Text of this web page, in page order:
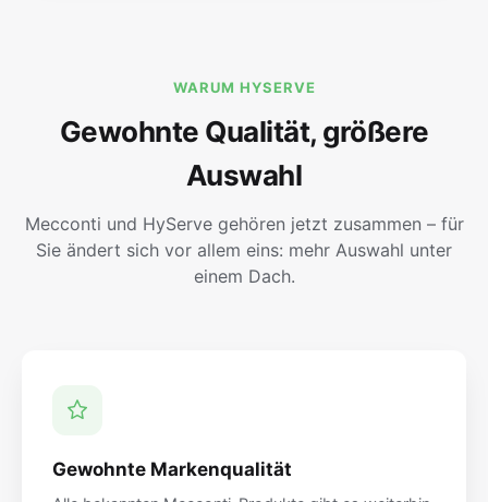
WARUM HYSERVE
Gewohnte Qualität, größere
Auswahl
Mecconti und HyServe gehören jetzt zusammen – für
Sie ändert sich vor allem eins: mehr Auswahl unter
einem Dach.
Gewohnte Markenqualität